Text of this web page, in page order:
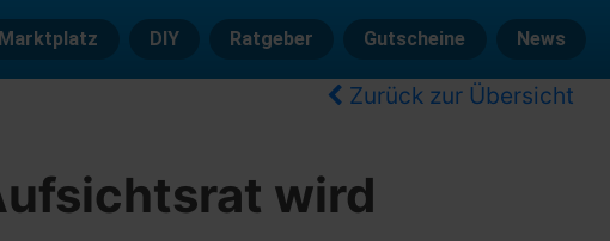
Marktplatz DIY Ratgeber Gutscheine News
Zurück zur Übersicht
wird